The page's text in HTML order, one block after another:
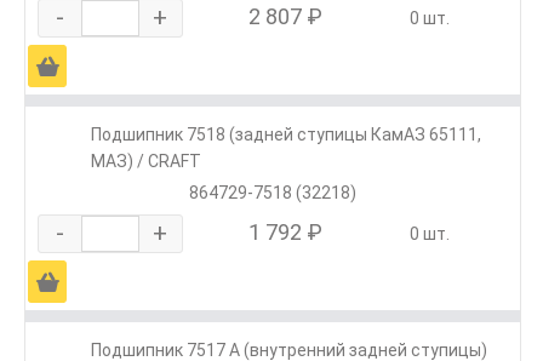
- + 2 807 ₽ 0 шт.
Ä
Подшипник 7518 (задней ступицы КамАЗ 65111,
МАЗ) / CRAFT
864729-7518 (32218)
- + 1 792 ₽ 0 шт.
Ä
Подшипник 7517 А (внутренний задней ступицы)